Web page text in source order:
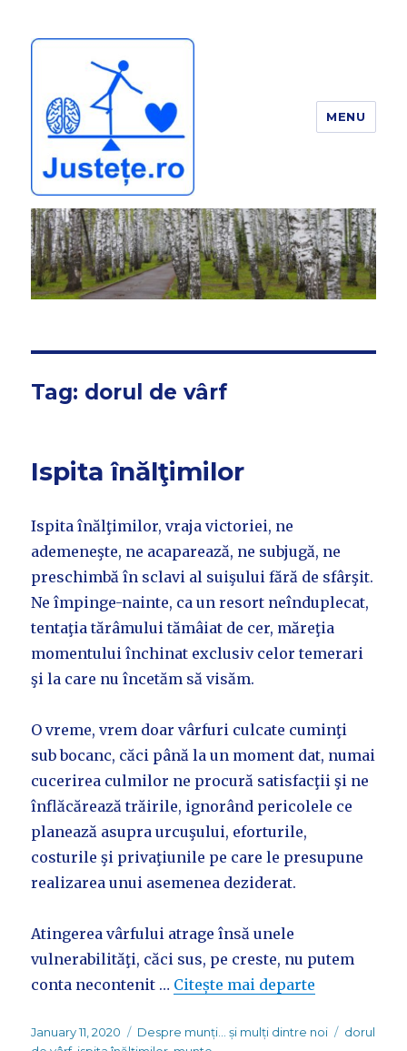
JUSTEȚE
MENU
Tag: dorul de vârf
Ispita înălţimilor
Ispita înălţimilor, vraja victoriei, ne
ademeneşte, ne acaparează, ne subjugă, ne
preschimbă în sclavi al suişului fără de sfârşit.
Ne împinge-nainte, ca un resort neînduplecat,
tentaţia tărâmului tămâiat de cer, măreţia
momentului închinat exclusiv celor temerari
şi la care nu încetăm să visăm.
O vreme, vrem doar vârfuri culcate cuminţi
sub bocanc, căci până la un moment dat, numai
cucerirea culmilor ne procură satisfacţii şi ne
înflăcărează trăirile, ignorând pericolele ce
planează asupra urcuşului, eforturile,
costurile şi privaţiunile pe care le presupune
realizarea unui asemenea deziderat.
Atingerea vârfului atrage însă unele
vulnerabilităţi, căci sus, pe creste, nu putem
conta necontenit … Citește mai departe
Posted
January 11, 2020 Categories
Despre munți... și mulți dintre noi Tags
dorul